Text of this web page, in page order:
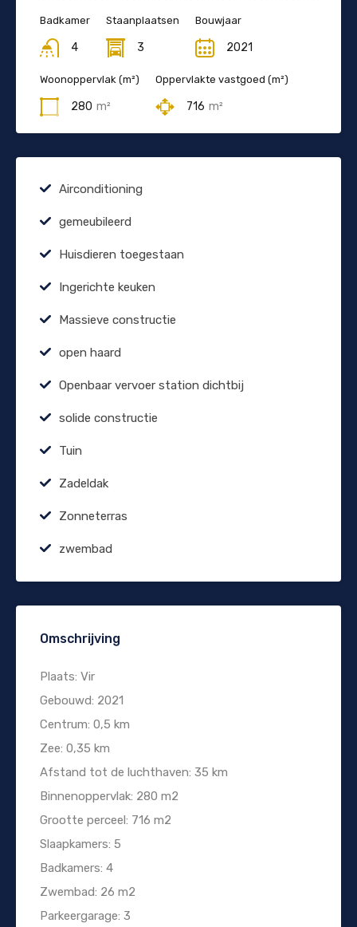
Badkamer
4
Staanplaatsen
3
Bouwjaar
2021
Woonoppervlak (m²)
280 m²
Oppervlakte vastgoed (m²)
716 m²
Airconditioning
gemeubileerd
Huisdieren toegestaan
Ingerichte keuken
Massieve constructie
open haard
Openbaar vervoer station dichtbij
solide constructie
Tuin
Zadeldak
Zonneterras
zwembad
Omschrijving
Plaats: Vir
Gebouwd: 2021
Centrum: 0,5 km
Zee: 0,35 km
Afstand tot de luchthaven: 35 km
Binnenoppervlak: 280 m2
Grootte perceel: 716 m2
Slaapkamers: 5
Badkamers: 4
Zwembad: 26 m2
Parkeergarage: 3